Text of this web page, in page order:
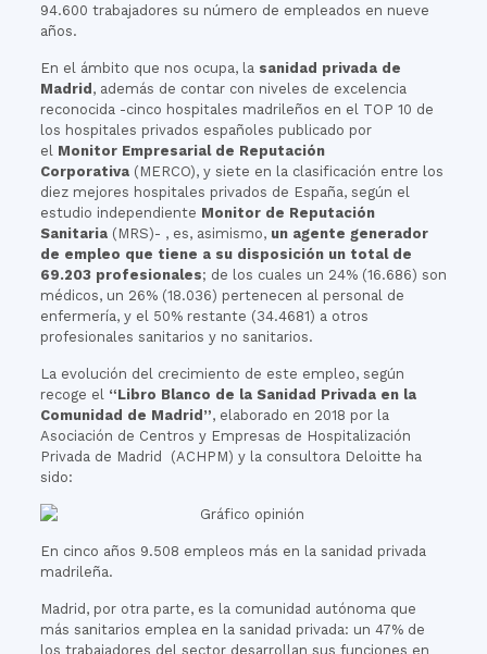
94.600 trabajadores su número de empleados en nueve
años.
En el ámbito que nos ocupa, la sanidad privada de
Madrid , además de contar con niveles de excelencia
reconocida -cinco hospitales madrileños en el TOP 10 de
los hospitales privados españoles publicado por
el Monitor Empresarial de Reputación
Corporativa (MERCO), y siete en la clasificación entre los
diez mejores hospitales privados de España, según el
estudio independiente Monitor de Reputación
Sanitaria(MRS)- , es, asimismo, un agente generador
de empleo que tiene a su disposición un total de
69.203 profesionales; de los cuales un 24% (16.686) son
médicos, un 26% (18.036) pertenecen al personal de
enfermería, y el 50% restante (34.4681) a otros
profesionales sanitarios y no sanitarios.
La evolución del crecimiento de este empleo, según
recoge el “Libro Blanco de la Sanidad Privada en la
Comunidad de Madrid”, elaborado en 2018 por la
Asociación de Centros y Empresas de Hospitalización
Privada de Madrid (ACHPM) y la consultora Deloitte ha
sido:
En cinco años 9.508 empleos más en la sanidad privada
madrileña.
Madrid, por otra parte, es la comunidad autónoma que
más sanitarios emplea en la sanidad privada: un 47% de
los trabajadores del sector desarrollan sus funciones en